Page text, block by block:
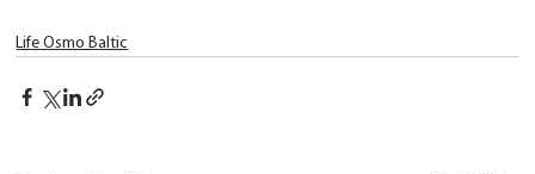
Life Osmo Baltic